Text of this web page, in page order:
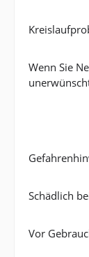
Wenn Sie
Schädlich
Vor